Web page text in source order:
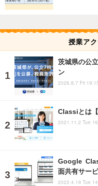
授業ア
茨城県の公
ン
2026.8.7 Fri
Classiとは
2021.11.2 Tue
Google
面共有サー
2022.4.19 Tue